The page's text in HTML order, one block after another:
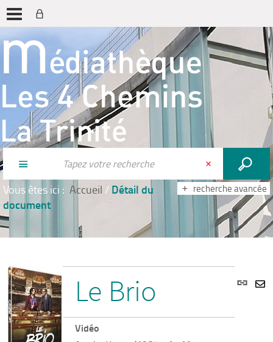
recherche avancée
Vous êtes ici : Accueil / Détail du
document
Lien
Le Brio
Vidéo